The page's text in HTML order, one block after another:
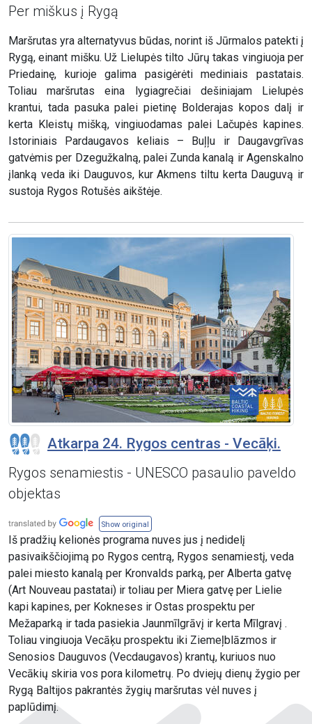
Per miškus į Rygą
Maršrutas yra alternatyvus būdas, norint iš Jūrmalos patekti į
Rygą, einant mišku. Už Lielupės tilto Jūrų takas vingiuoja per
Priedainę, kurioje galima pasigėrėti mediniais pastatais.
Toliau maršrutas eina lygiagrečiai dešiniajam Lielupės
krantui, tada pasuka palei pietinę Bolderajas kopos dalį ir
kerta Kleistų mišką, vingiuodamas palei Lačupės kapines.
Istoriniais Pardaugavos keliais – Buļļu ir Daugavgrīvas
gatvėmis per Dzegužkalną, palei Zunda kanalą ir Agenskalno
įlanką veda iki Dauguvos, kur Akmens tiltu kerta Dauguvą ir
sustoja Rygos Rotušės aikštėje.
Atkarpa 24. Rygos centras - Vecāķi.
Rygos senamiestis - UNESCO pasaulio paveldo
objektas
Show original
Iš pradžių kelionės programa nuves jus į nedidelį
pasivaikščiojimą po Rygos centrą, Rygos senamiestį, veda
palei miesto kanalą per Kronvalds parką, per Alberta gatvę
(Art Nouveau pastatai) ir toliau per Miera gatvę per Lielie
kapi kapines, per Kokneses ir Ostas prospektu per
Mežaparką ir tada pasiekia Jaunmīlgrāvį ir kerta Mīlgravį .
Toliau vingiuoja Vecāķu prospektu iki Ziemeļblāzmos ir
Senosios Dauguvos (Vecdaugavos) krantų, kuriuos nuo
Vecākių skiria vos pora kilometrų. Po dviejų dienų žygio per
Rygą Baltijos pakrantės žygių maršrutas vėl nuves į
paplūdimį.